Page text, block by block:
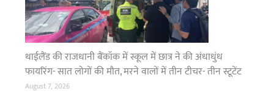
थाईलैंड की राजधानी बैंकॉक में स्कूल में छात्र ने की अंधाधुंध
फायरिंग- सात लोगों की मौत, मरने वालों में तीन टीचर- तीन स्टूटेंट
August 7, 2026